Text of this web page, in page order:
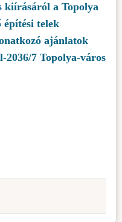
kiírásáról a Topolya
építési telek
ajánlatok
2036/7 Topolya-város